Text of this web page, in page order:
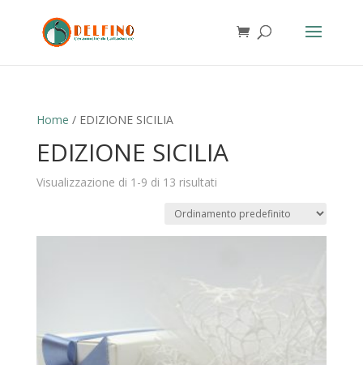
Home / EDIZIONE SICILIA
EDIZIONE SICILIA
Visualizzazione di 1-9 di 13 risultati